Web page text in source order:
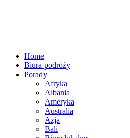
Home
Biura podróży
Porady
Afryka
Albania
Ameryka
Australia
Azja
Bali